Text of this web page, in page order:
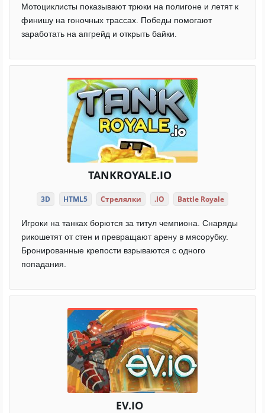
Мотоциклисты показывают трюки на полигоне и летят к
финишу на гоночных трассах. Победы помогают
заработать на апгрейд и открыть байки.
TANKROYALE.IO
3D HTML5 Стрелялки .IO Battle Royale
Игроки на танках борются за титул чемпиона. Снаряды
рикошетят от стен и превращают арену в мясорубку.
Бронированные крепости взрываются с одного
попадания.
EV.IO